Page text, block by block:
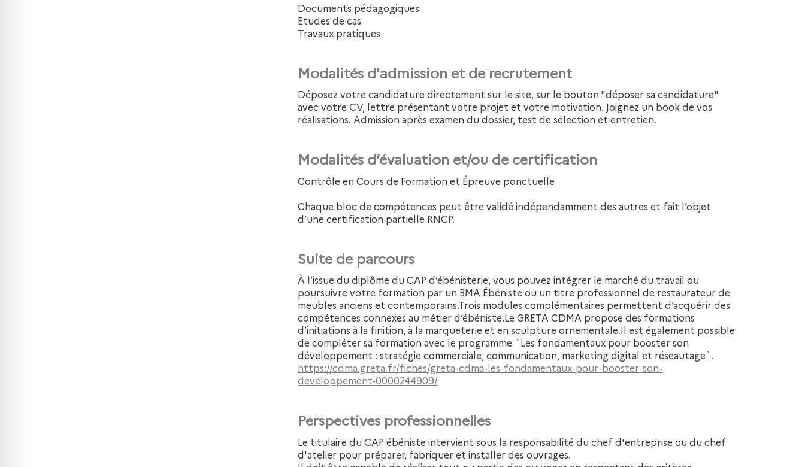
Documents pédagogiques
Etudes de cas
Travaux pratiques
Modalités d'admission et de recrutement
Déposez votre candidature directement sur le site, sur le bouton "déposer sa candidature"
avec votre CV, lettre présentant votre projet et votre motivation. Joignez un book de vos
réalisations. Admission après examen du dossier, test de sélection et entretien.
Modalités d’évaluation et/ou de certification
Contrôle en Cours de Formation et Épreuve ponctuelle
Chaque bloc de compétences peut être validé indépendamment des autres et fait l’objet
d’une certification partielle RNCP.
Suite de parcours
À l’issue du diplôme du CAP d’ébénisterie, vous pouvez intégrer le marché du travail ou
poursuivre votre formation par un BMA Ébéniste ou un titre professionnel de restaurateur de
meubles anciens et contemporains.Trois modules complémentaires permettent d’acquérir des
compétences connexes au métier d’ébéniste.Le GRETA CDMA propose des formations
d’initiations à la finition, à la marqueterie et en sculpture ornementale.Il est également possible
de compléter sa formation avec le programme `Les fondamentaux pour booster son
développement : stratégie commerciale, communication, marketing digital et réseautage`.
https://cdma.greta.fr/fiches/greta-cdma-les-fondamentaux-pour-booster-son-
developpement-0000244909/
Perspectives professionnelles
Le titulaire du CAP ébéniste intervient sous la responsabilité du chef d'entreprise ou du chef
d'atelier pour préparer, fabriquer et installer des ouvrages.